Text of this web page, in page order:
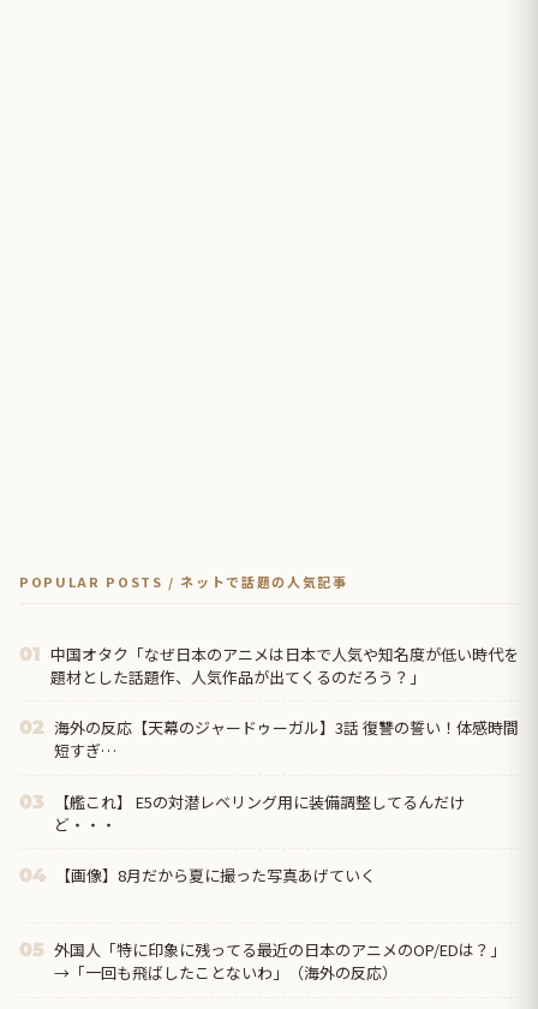
POPULAR POSTS / ネットで話題の人気記事
01 中国オタク「なぜ日本のアニメは日本で人気や知名度が低い時代を
題材とした話題作、人気作品が出てくるのだろう？」
02 海外の反応【天幕のジャードゥーガル】3話 復讐の誓い！体感時間
短すぎ…
03
【艦これ】 E5の対潜レベリング用に装備調整してるんだけ
ど・・・
04 【画像】8月だから夏に撮った写真あげていく
05 外国人「特に印象に残ってる最近の日本のアニメのOP/EDは？」
→「一回も飛ばしたことないわ」（海外の反応）